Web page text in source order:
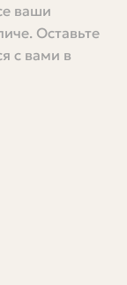
крупный кирпич
нужд. Это не
ваши
Оставьте
с вами в